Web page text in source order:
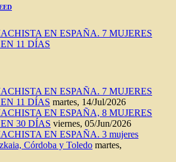
EN ESPAÑA. 7 MUJERES
11 DÍAS
EN ESPAÑA. 7 MUJERES
11 DÍAS martes, 14/Jul/2026
EN ESPAÑA, 8 MUJERES
30 DÍAS viernes, 05/Jun/2026
EN ESPAÑA. 3 mujeres
Córdoba y Toledo martes,